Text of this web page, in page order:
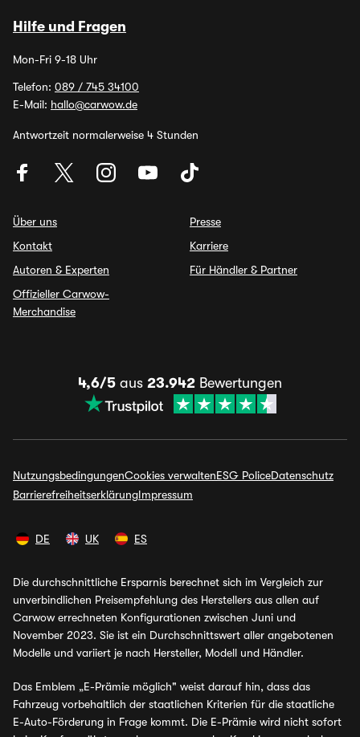
Hilfe und Fragen
Mon-Fri 9-18 Uhr
Telefon: 089 / 745 34100
E-Mail: hallo@carwow.de
Antwortzeit normalerweise 4 Stunden
Über uns
Kontakt
Autoren & Experten
Offizieller Carwow-
Merchandise
Presse
Karriere
Für Händler & Partner
4,6/5 aus 23.942 Bewertungen
NutzungsbedingungenCookies verwaltenESG PoliceDatenschutz
BarrierefreiheitserklärungImpressum
DE UK ES
Die durchschnittliche Ersparnis berechnet sich im Vergleich zur
unverbindlichen Preisempfehlung des Herstellers aus allen auf
Carwow errechneten Konfigurationen zwischen Juni und
November 2023. Sie ist ein Durchschnittswert aller angebotenen
Modelle und variiert je nach Hersteller, Modell und Händler.
Das Emblem „E-Prämie möglich" weist darauf hin, dass das
Fahrzeug vorbehaltlich der staatlichen Kriterien für die staatliche
E-Auto-Förderung in Frage kommt. Die E-Prämie wird nicht sofort